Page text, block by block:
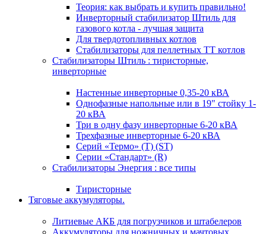
Теория: как выбрать и купить правильно!
Инверторный стабилизатор Штиль для
газового котла - лучшая защита
Для твердотопливных котлов
Стабилизаторы для пеллетных ТТ котлов
Стабилизаторы Штиль : тиристорные,
инверторные
Настенные инверторные 0,35-20 кВА
Однофазные напольные или в 19" стойку 1-
20 кВА
Три в одну фазу инверторные 6-20 кВА
Трехфазные инверторные 6-20 кВА
Серий «Термо» (T) (ST)
Серии «Стандарт» (R)
Стабилизаторы Энергия : все типы
Тиристорные
Тяговые аккумуляторы.
Литиевые АКБ для погрузчиков и штабелеров
Аккумуляторы для ножничных и мачтовых